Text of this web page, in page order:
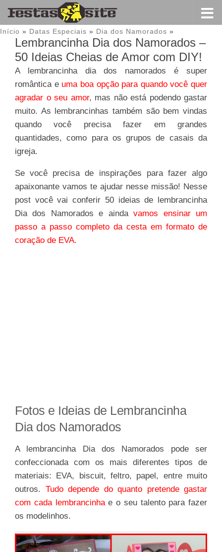
Início » Datas Especiais » Dia dos Namorados »
Lembrancinha Dia dos Namorados –
50 Ideias Cheias de Amor com DIY!
A lembrancinha dia dos namorados é super
romântica e uma boa opção para quando você quer
agradar o seu amor, mas não está podendo gastar
muito. As lembrancinhas também são bem vindas
quando você precisa fazer em grandes
quantidades, como para os grupos de casais da
igreja.
Se você precisa de inspirações para fazer algo
apaixonante vamos te ajudar nesse missão! Nesse
post você vai conferir 50 ideias de lembrancinha
Dia dos Namorados e aindavamos ensinar um
passo a passo completo da cesta em formato de
coração de EVA.
Fotos e Ideias de Lembrancinha
Dia dos Namorados
A lembrancinha Dia dos Namorados pode ser
confeccionada com os mais diferentes tipos de
materiais: EVA, biscuit, feltro, papel, entre muito
outros. Tudo depende do quanto pretende gastar
com cada lembrancinhae o seu talento para fazer
os modelinhos.